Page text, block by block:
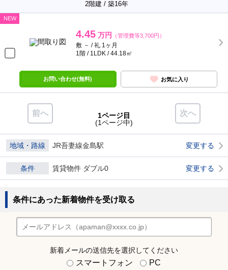
2階建 / 築16年
NEW
4.45 万円 （管理費等3,700円）
敷 － / 礼 1ヶ月
1階 / 1LDK / 44.18㎡
お問い合わせ(無料) お気に入り
前へ 次へ
1ページ目
(1ページ中)
地域・路線 JR吾妻線金島駅 変更する
条件 賃貸物件 ダブル0 変更する
条件にあった新着物件を受け取る
新着メールの送信先を選択してください
スマートフォン PC